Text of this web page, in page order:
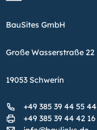
BauSites GmbH
Große Wasserstraße 22
19053 Schwerin
+49 385 39 44 55 44
+49 385 39 44 42 16